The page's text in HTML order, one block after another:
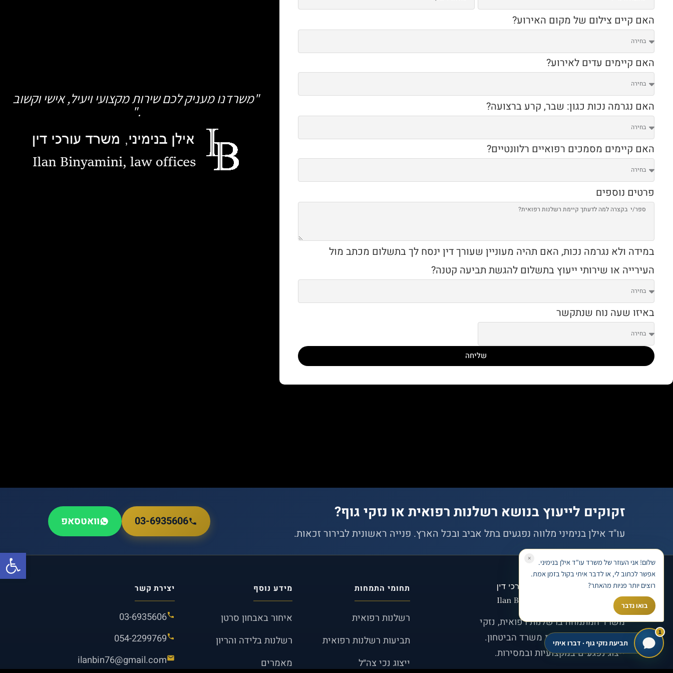
פתח
האם קיים צילום של מקום האירוע?
האם קיימים עדים לאירוע?
האם נגרמה נכות כגון: שבר, קרע ברצועה?
האם קיימים מסמכים רפואיים רלוונטיים?
פרטים נוספים
במידה ולא נגרמה נכות, האם תהיה מעוניין שעורך דין ינסח לך בתשלום מכתב מול
העירייה או שירותי ייעוץ בתשלום להגשת תביעה קטנה?
באיזו שעה נוח שנתקשר
שליחה
"משרדנו מעניק לכם שירות מקצועי ויעיל, אישי וקשוב
."
×
שלום! אני העוזר של משרד עו"ד אילן בנימיני.
אפשר לכתוב לי, או לדבר איתי בקול בזמן אמת.
רוצים יותר פניות מהאתר?
בואו נדבר
1
תביעת נזקי גוף · דברו איתי
זקוקים לייעוץ בנושא רשלנות רפואית או נזקי גוף?
עו"ד אילן בנימיני מלווה נפגעים בתל אביב ובכל הארץ. פנייה ראשונית לבירור זכאות.
03-6935606 וואטסאפ
משרד המתמחה ברשלנות רפואית, נזקי
גוף, נכי צה"ל ותביעות משרד הביטחון.
ייצוג נפגעים במקצועיות ובמסירות.
תחומי התמחות
רשלנות רפואית
תביעות רשלנות רפואית
ייצוג נכי צה״ל
מידע נוסף
איחור באבחון סרטן
רשלנות בלידה והריון
מאמרים
יצירת קשר
03-6935606
054-2299769
ilanbin76@gmail.com